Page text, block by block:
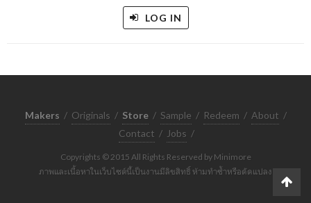
LOG IN
Makers / Originals / Store / Sample / Redeem / About /
Contact / Jobs /
Copyrights © 2015 All Rights Reserved by Minimore
ภาพและเนื้อหาในเว็บไซต์นี้เป็นงานมีลิขสิทธิ์ ห้ามทำซ้ำหรือดัดแปลง